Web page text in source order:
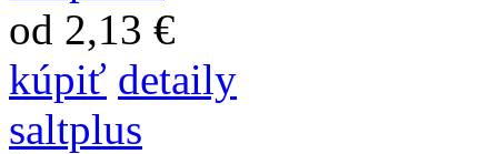
od 2,13 €
kúpiť detaily
saltplus